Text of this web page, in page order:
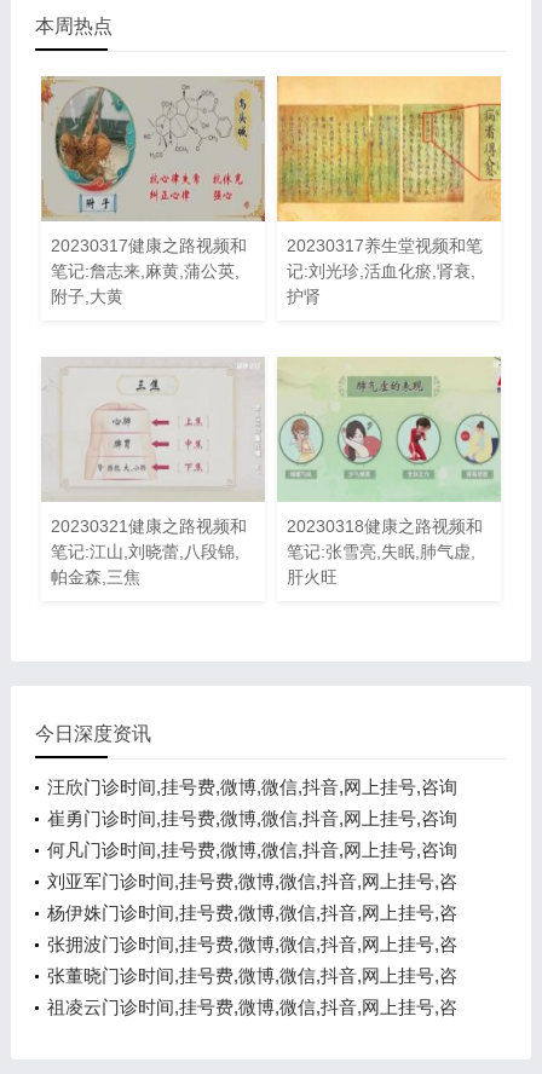
本周热点
20230317健康之路视频和
笔记:詹志来,麻黄,蒲公英,
附子,大黄
20230317养生堂视频和笔
记:刘光珍,活血化瘀,肾衰,
护肾
20230321健康之路视频和
笔记:江山,刘晓蕾,八段锦,
帕金森,三焦
20230318健康之路视频和
笔记:张雪亮,失眠,肺气虚,
肝火旺
今日深度资讯
汪欣门诊时间,挂号费,微博,微信,抖音,网上挂号,咨询
电话,在线咨询
崔勇门诊时间,挂号费,微博,微信,抖音,网上挂号,咨询
电话,在线咨询
何凡门诊时间,挂号费,微博,微信,抖音,网上挂号,咨询
电话,在线咨询
刘亚军门诊时间,挂号费,微博,微信,抖音,网上挂号,咨
询电话,在线咨询
杨伊姝门诊时间,挂号费,微博,微信,抖音,网上挂号,咨
询电话,在线咨询
张拥波门诊时间,挂号费,微博,微信,抖音,网上挂号,咨
询电话,在线咨询
张董晓门诊时间,挂号费,微博,微信,抖音,网上挂号,咨
询电话,在线咨询
祖凌云门诊时间,挂号费,微博,微信,抖音,网上挂号,咨